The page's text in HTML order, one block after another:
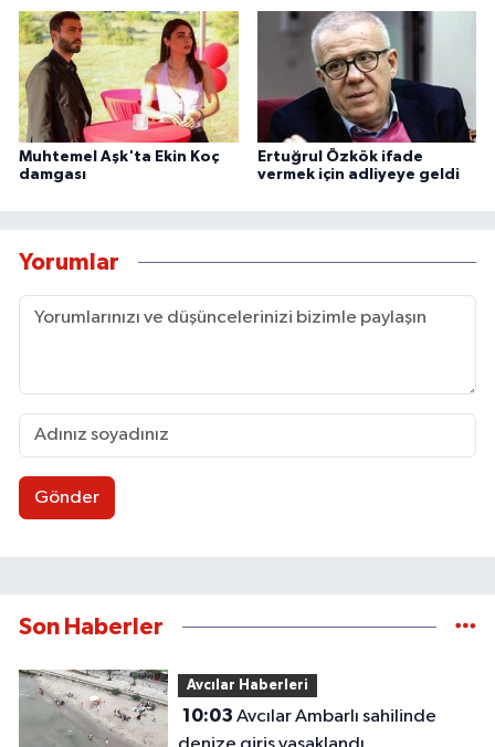
Muhtemel Aşk'ta Ekin Koç
damgası
Ertuğrul Özkök ifade
vermek için adliyeye geldi
Yorumlar
Gönder
Son Haberler
Avcılar Haberleri
10:03